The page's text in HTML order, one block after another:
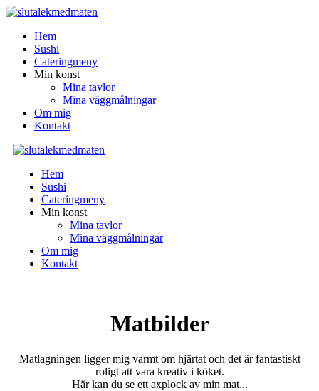
Hem
Sushi
Cateringmeny
Min konst
Mina tavlor
Mina väggmålningar
Om mig
Kontakt
Hem
Sushi
Cateringmeny
Min konst
Mina tavlor
Mina väggmålningar
Om mig
Kontakt
Matbilder
Matlagningen ligger mig varmt om hjärtat och det är fantastiskt
roligt att vara kreativ i köket.
​​​​​​​Här kan du se ett axplock av min mat...